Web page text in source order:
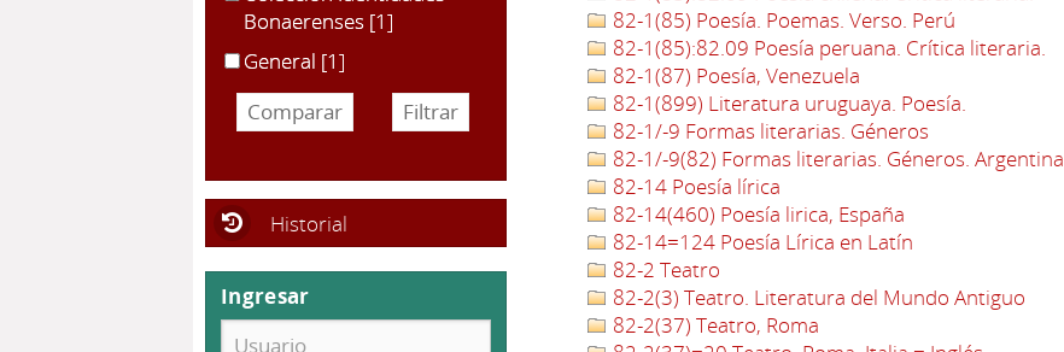
82-1(85) Poesía. Poemas. Verso. Perú
82-1(85):82.09 Poesía peruana. Crítica literaria.
82-1(87) Poesía, Venezuela
82-1(899) Literatura uruguaya. Poesía.
82-1/-9 Formas literarias. Géneros
82-1/-9(82) Formas literarias. Géneros. Argentina
82-14 Poesía lírica
82-14(460) Poesía lirica, España
82-14=124 Poesía Lírica en Latín
82-2 Teatro
82-2(3) Teatro. Literatura del Mundo Antiguo
82-2(37) Teatro, Roma
Bonaerenses [1]
General [1]
Historial
Ingresar